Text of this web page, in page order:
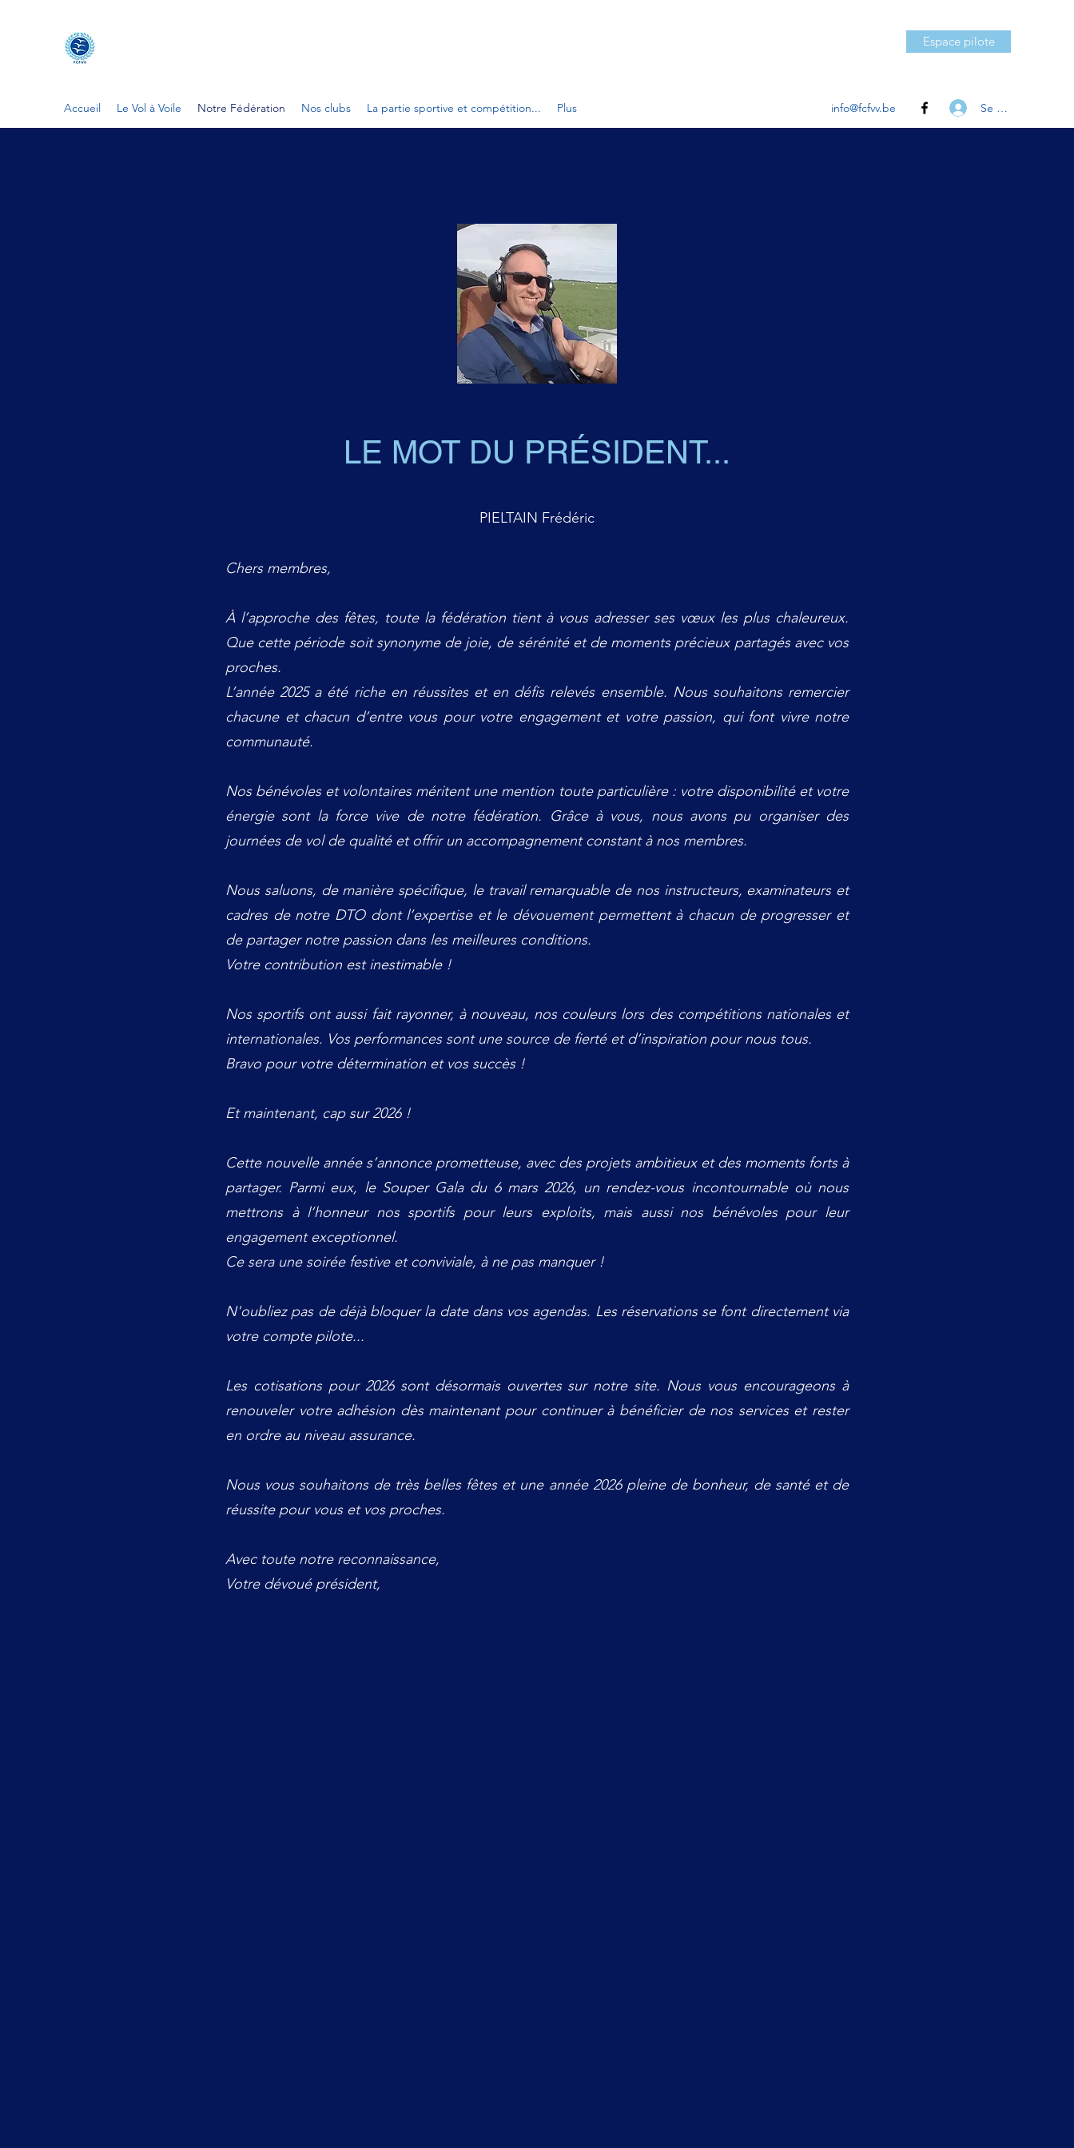
Espace pilote
Accueil Le Vol à Voile Notre Fédération Nos clubs La partie sportive et compétition... Plus info@fcfvv.be Se connecter
LE MOT DU PRÉSIDENT...
PIELTAIN Frédéric
Chers membres,
À l’approche des fêtes, toute la fédération tient à vous adresser ses vœux les plus chaleureux.
Que cette période soit synonyme de joie, de sérénité et de moments précieux partagés avec vos
proches.
L’année 2025 a été riche en réussites et en défis relevés ensemble. Nous souhaitons remercier
chacune et chacun d’entre vous pour votre engagement et votre passion, qui font vivre notre
communauté.
Nos bénévoles et volontaires méritent une mention toute particulière : votre disponibilité et votre
énergie sont la force vive de notre fédération. Grâce à vous, nous avons pu organiser des
journées de vol de qualité et offrir un accompagnement constant à nos membres.
Nous saluons, de manière spécifique, le travail remarquable de nos instructeurs, examinateurs et
cadres de notre DTO dont l’expertise et le dévouement permettent à chacun de progresser et
de partager notre passion dans les meilleures conditions.
Votre contribution est inestimable !
Nos sportifs ont aussi fait rayonner, à nouveau, nos couleurs lors des compétitions nationales et
internationales. Vos performances sont une source de fierté et d’inspiration pour nous tous.
Bravo pour votre détermination et vos succès !
Et maintenant, cap sur 2026 !
Cette nouvelle année s’annonce prometteuse, avec des projets ambitieux et des moments forts à
partager. Parmi eux, le Souper Gala du 6 mars 2026, un rendez-vous incontournable où nous
mettrons à l’honneur nos sportifs pour leurs exploits, mais aussi nos bénévoles pour leur
engagement exceptionnel.
Ce sera une soirée festive et conviviale, à ne pas manquer !
N'oubliez pas de déjà bloquer la date dans vos agendas. Les réservations se font directement via
votre compte pilote...
Les cotisations pour 2026 sont désormais ouvertes sur notre site. Nous vous encourageons à
renouveler votre adhésion dès maintenant pour continuer à bénéficier de nos services et rester
en ordre au niveau assurance.
Nous vous souhaitons de très belles fêtes et une année 2026 pleine de bonheur, de santé et de
réussite pour vous et vos proches.
Avec toute notre reconnaissance,
Votre dévoué président,